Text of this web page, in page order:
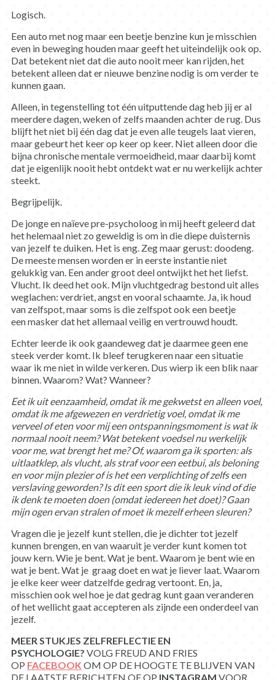
Logisch.
Een auto met nog maar een beetje benzine kun je misschien
even in beweging houden maar geeft het uiteindelijk ook op.
Dat betekent niet dat die auto nooit meer kan rijden, het
betekent alleen dat er nieuwe benzine nodig is om verder te
kunnen gaan.
Alleen, in tegenstelling tot één uitputtende dag heb jij er al
meerdere dagen, weken of zelfs maanden achter de rug. Dus
blijft het niet bij één dag dat je even alle teugels laat vieren,
maar gebeurt het keer op keer op keer. Niet alleen door die
bijna chronische mentale vermoeidheid, maar daarbij komt
dat je eigenlijk nooit hebt ontdekt wat er nu werkelijk achter
steekt.
Begrijpelijk.
De jonge en naïeve pre-psycholoog in mij heeft geleerd dat
het helemaal niet zo geweldig is om in die diepe duisternis
van jezelf te duiken. Het is eng. Zeg maar gerust: doodeng.
De meeste mensen worden er in eerste instantie niet
gelukkig van. Een ander groot deel ontwijkt het het liefst.
Vlucht. Ik deed het ook. Mijn vluchtgedrag bestond uit alles
weglachen: verdriet, angst en vooral schaamte. Ja, ik houd
van zelfspot, maar soms is die zelfspot ook een beetje
een masker dat het allemaal veilig en vertrouwd houdt.
Echter leerde ik ook gaandeweg dat je daarmee geen ene
steek verder komt. Ik bleef terugkeren naar een situatie
waar ik me niet in wilde verkeren. Dus wierp ik een blik naar
binnen. Waarom? Wat? Wanneer?
Eet ik uit eenzaamheid, omdat ik me gekwetst en alleen voel,
omdat ik me afgewezen en verdrietig voel, omdat ik me
verveel of eten voor mij een ontspanningsmoment is wat ik
normaal nooit neem? Wat betekent voedsel nu werkelijk
voor me, wat brengt het me? Of, waarom ga ik sporten: als
uitlaatklep, als vlucht, als straf voor een eetbui, als beloning
en voor mijn plezier of is het een verplichting of zelfs een
verslaving geworden? Is dit een sport die ik leuk vind of die
ik denk te moeten doen (omdat iedereen het doet)? Gaan
mijn ogen ervan stralen of moet ik mezelf erheen sleuren?
Vragen die je jezelf kunt stellen, die je dichter tot jezelf
kunnen brengen, en van waaruit je verder kunt komen tot
jouw kern. Wie je bent. Wat je bent. Waarom je bent wie en
wat je bent. Wat je graag doet en wat je liever laat. Waarom
je elke keer weer datzelfde gedrag vertoont. En, ja,
misschien ook wel hoe je dat gedrag kunt gaan veranderen
of het wellicht gaat accepteren als zijnde een onderdeel van
jezelf.
MEER STUKJES ZELFREFLECTIE EN
PSYCHOLOGIE? VOLG FREUD AND FRIES
OP FACEBOOK OM OP DE HOOGTE TE BLIJVEN VAN
DE LAATSTE BERICHTEN OF OP INSTAGRAM VOOR